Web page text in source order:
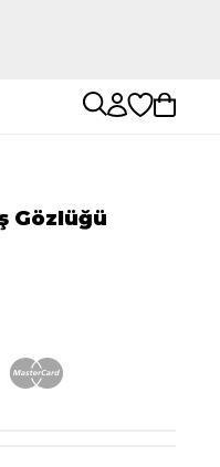
Gözlüğü